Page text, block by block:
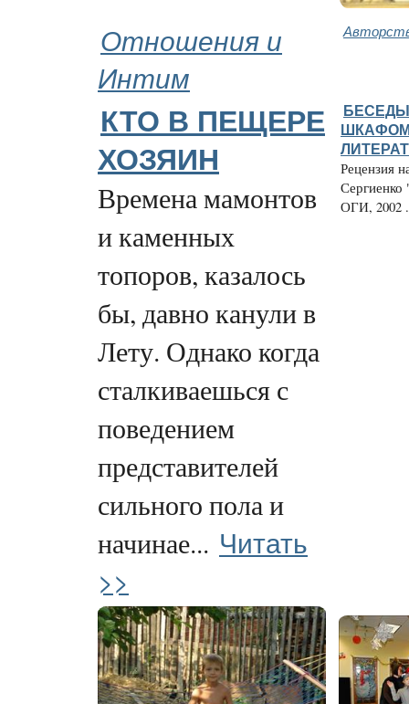
Отношения и
Интим
КТО В ПЕЩЕРЕ
ХОЗЯИН
Времена мамонтов
и каменных
топоров, казалось
бы, давно канули в
Лету. Однако когда
сталкиваешься с
поведением
представителей
сильного пола и
начинае... Читать
>>
Рецензия
Сергиенко
ОГИ, 2002